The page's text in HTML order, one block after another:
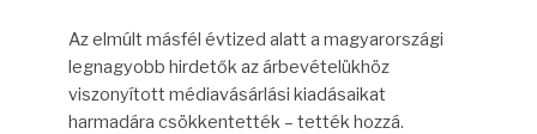
Az elmúlt másfél évtized alatt a magyarországi
legnagyobb hirdetők az árbevételükhöz
viszonyított médiavásárlási kiadásaikat
harmadára csökkentették – tették hozzá.